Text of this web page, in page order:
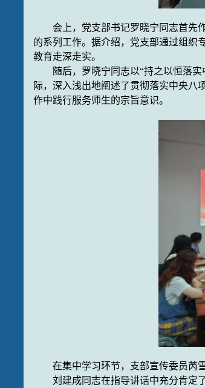
会上，党支部书记罗晓宁 同志首先
的系列工作。据介绍，党支部通过组织
教育走深走实。
随后， 罗晓宁同志以“持之以恒落实
际，深入浅出地阐述了贯彻落实中央八
作中践行服务师生的宗旨意识。
在集中学习环节，支部宣传委员芮
刘建成同志在指导讲话中充分肯定